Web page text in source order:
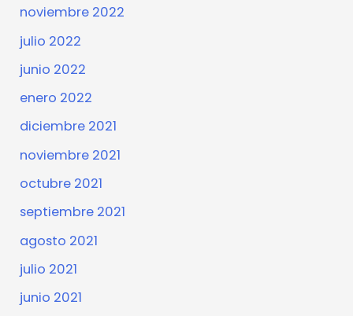
noviembre 2022
julio 2022
junio 2022
enero 2022
diciembre 2021
noviembre 2021
octubre 2021
septiembre 2021
agosto 2021
julio 2021
junio 2021